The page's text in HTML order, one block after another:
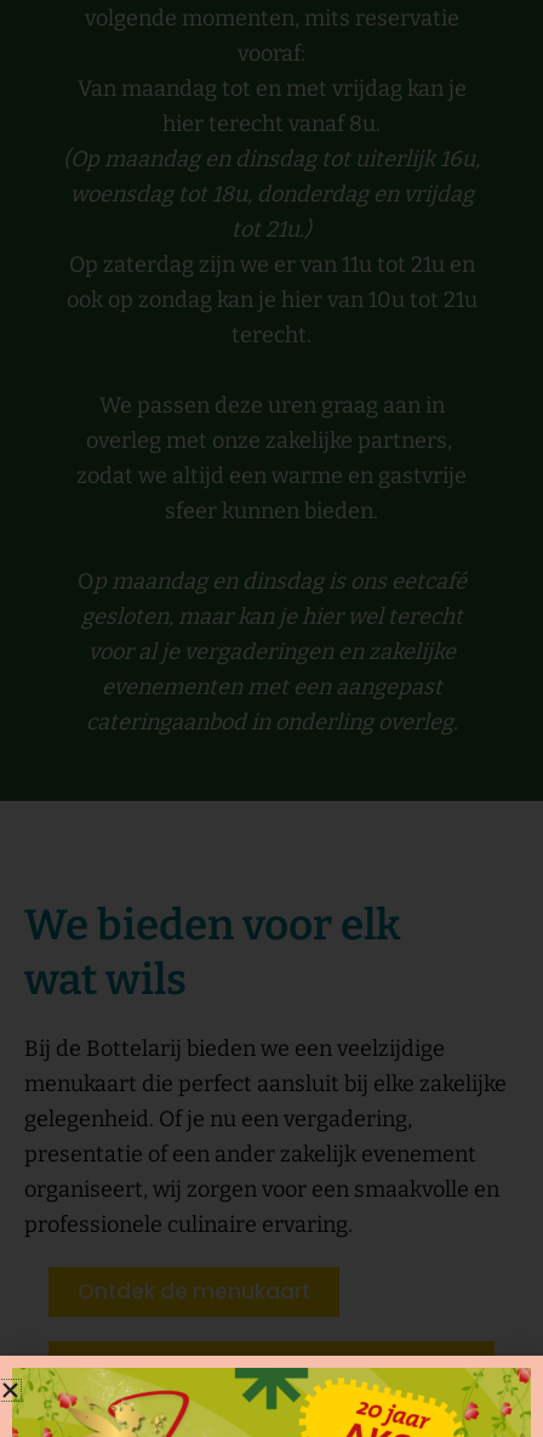
volgende momenten, mits reservatie
vooraf:
Van maandag tot en met vrijdag kan je
hier terecht vanaf 8u.
(Op maandag en dinsdag tot uiterlijk 16u,
woensdag tot 18u, donderdag en vrijdag
tot 21u.)
Op zaterdag zijn we er van 11u tot 21u en
ook op zondag kan je hier van 10u tot 21u
terecht.
We passen deze uren graag aan in
overleg met onze zakelijke partners,
zodat we altijd een warme en gastvrije
sfeer kunnen bieden.
Op maandag en dinsdag is ons eetcafé
gesloten, maar kan je hier wel terecht
voor al je vergaderingen en zakelijke
evenementen met een aangepast
cateringaanbod in onderling overleg.
We bieden voor elk
wat wils
Bij de Bottelarij bieden we een veelzijdige
menukaart die perfect aansluit bij elke zakelijke
gelegenheid. Of je nu een vergadering,
presentatie of een ander zakelijk evenement
organiseert, wij zorgen voor een smaakvolle en
professionele culinaire ervaring.
Ontdek de menukaart
Ontdek onze feestelijke
groepsmenu's